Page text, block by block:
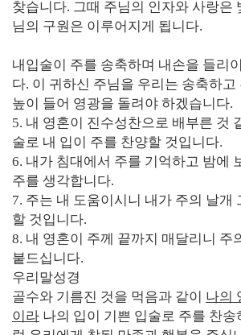
찾습니다. 그때 주님의 인자와 사랑은
님의 구원은 이루어지게 됩니다.
내입술이 주를 송축하며 내손을 들리
다. 이 귀하신 주님을 우리는 송축하고
높이 들어 영광을 돌려야 하겠습니다.
5. 내 영혼이 진수성찬으로 배부른 것
술로 내 입이 주를 찬양할 것입니다.
6. 내가 침대에서 주를 기억하고 밤에
주를 생각합니다.
7. 주는 내 도움이시니 내가 주의 날개
할 것입니다.
8. 내 영혼이 주께 끝까지 매달리니 주
붙드십니다.
우리말성경
골수와 기름진 것을 먹음과 같이 나의
이라 나의 입이 기쁜 입술로 주를 찬송